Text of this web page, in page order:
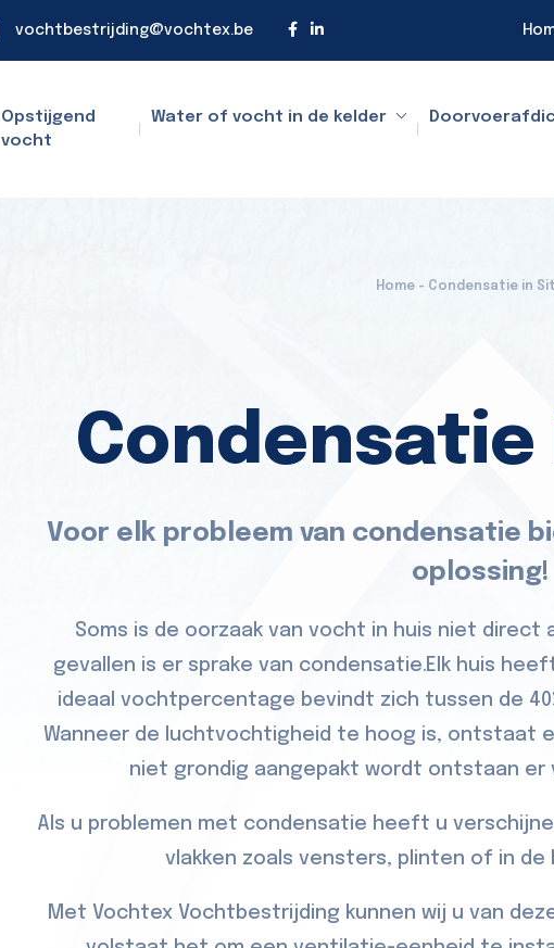
vochtbestrijding@vochtex.be
Opstijgend
vocht
Water of vocht in de kelder
Home - Condensatie in
Voor elk probleem van condensatie
oplossing!
Soms is de oorzaak van vocht in huis niet direct
gevallen is er sprake van condensatie.Elk huis
ideaal vochtpercentage bevindt zich tussen de
Wanneer de luchtvochtigheid te hoog is, ontstaat
niet grondig aangepakt wordt ontstaan er
Als u problemen met condensatie heeft u
vlakken zoals vensters, plinten of in de
Met Vochtex Vochtbestrijding kunnen wij u van